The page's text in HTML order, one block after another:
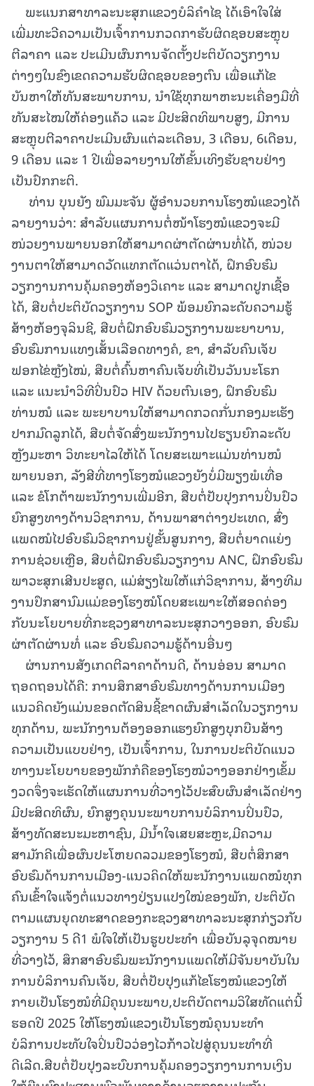
ພະແນກສາທາລະນະສຸກແຂວງບໍລິຄໍາໄຊ ໄດ້ເອົາໃຈໃສ່
ເພີ່ມທະວີຄວາມເປັນເຈົ້າການກວດກາຮັບຜິດຊອບສະຫຼຸບ
ຕີລາຄາ ແລະ ປະເມີນຜົນການຈັດຕັ້ງປະຕິບັດວຽກງານ
ຕ່າງໆໃນຂົງເຂດຄວາມຮັບຜິດຊອບຂອງຕົນ ເພື່ອແກ້ໄຂ
ບັນຫາໃຫ້ທັນສະພາບການ, ນໍາໃຊ້ທຸກພາຫະນະເຄື່ອງມືທີ່
ທັນສະໄໝໃຫ້ຄ່ອງແຄ້ວ ແລະ ມີປະສິດທິພາບສູງ, ມີການ
ສະຫຼຸບຕີລາຄາປະເມີນຜົນແຕ່ລະເດືອນ, 3 ເດືອນ, 6ເດືອນ,
9 ເດືອນ ແລະ 1 ປີເພື່ອລາຍງານໃຫ້ຂັ້ນເທິງຮັບຊາບຢ່າງ
ເປັນປົກກະຕິ.
ທ່ານ ບຸນຍັງ ພົມມະຈັນ ຜູ້ອໍານວຍການໂຮງໝໍແຂວງໄດ້
ລາຍງານວ່າ: ສຳລັບແຜນການຕໍ່ໜ້າໂຮງໝໍແຂວງຈະມີ
ໜ່ວຍງານພາຍນອກໃຫ້ສາມາດຜ່າຕັດຜ່ານທໍ່ໄດ້, ໜ່ວຍ
ງານຕາໃຫ້ສາມາດວັດແທກຕັດແວ່ນຕາໄດ້, ຝຶກອົບຮົມ
ວຽກງານການຄຸ້ມຄອງຫ້ອງວິເຄາະ ແລະ ສາມາດປູກເຊື້ອ
ໄດ້, ສືບຕໍ່ປະຕິບັດວຽກງານ SOP ພ້ອມຍົກລະດັບຄວາມຮູ້
ສ້າງຫ້ອງຈຸລິນຊີ, ສືບຕໍ່ຝຶກອົບຮົມວຽກງານພະຍາບານ,
ອົບຮົມການແທງເສັ້ນເລືອດທາງຄໍ, ຂາ, ສຳລັບຄົນເຈັບ
ຟອກໄຂ່ຫຼັງໄໝ່, ສືບຕໍ່ຄົ້ນຫາຄົນເຈັບທີ່ເປັນວັນນະໂຣກ
ແລະ ແນະນຳວິທີປິ່ນປົວ HIV ດ້ວຍຕົນເອງ, ຝຶກອົບຮົມ
ທ່ານໝໍ ແລະ ພະຍາບານໃຫ້ສາມາດກວດກັ່ນກອງມະເຮັງ
ປາກມົດລູກໄດ້, ສືບຕໍ່ຈັດສົ່ງພະນັກງານໄປຮຽນຍົກລະດັບ
ຫຼັງມະຫາ ວິທະຍາໄລໃຫ້ໄດ້ ໂດຍສະເພາະແມ່ນທ່ານໝໍ
ພາຍນອກ, ລັງສີທີ່ທາງໂຮງໝໍແຂວງຍັງບໍ່ມີພຽງພໍເທື່ອ
ແລະ ຂໍໂກຕ້າພະນັກງານເພີ່ມອີກ, ສືບຕໍ່ປັບປຸງການປິ່ນປົວ
ຍົກສູງທາງດ້ານວິຊາການ, ດ້ານພາສາຕ່າງປະເທດ, ສົ່ງ
ແພດໝໍໄປອົບຮົມວິຊາການຢູ່ຂັ້ນສູນກາງ, ສືບຕໍ່ຍາດແຍ່ງ
ການຊ່ວຍເຫຼືອ, ສືບຕໍ່ຝຶກອົບຮົມວຽກງານ ANC, ຝຶກອົບຮົມ
ພາວະສຸກເສີນປະສູດ, ແມ່ສ່ຽງໄພໃຫ້ແກ່ວິຊາການ, ສ້າງທີມ
ງານປຶກສານົມແມ່ຂອງໂຮງໝໍໂດຍສະເພາະໃຫ້ສອດຄ່ອງ
ກັບນະໂຍບາຍທີ່ກະຊວງສາທາລະນະສຸກວາງອອກ, ອົບຮົມ
ຜ່າຕັດຜ່ານທໍ່ ແລະ ອົບຮົມຄວາມຮູ້ດ້ານອື່ນໆ
ຜ່ານການສັງເກດຕີລາຄາດ້ານດີ, ດ້ານອ່ອນ ສາມາດ
ຖອດຖອນໄດ້ຄື: ການສຶກສາອົບຮົມທາງດ້ານການເມືອງ
ແນວຄິດຍັງແມ່ນຂອດຕັດສິນຊີ້ຂາດຜົນສໍາເລັດໃນວຽກງານ
ທຸກດ້ານ, ພະນັກງານຕ້ອງອອກແຮງຍົກສູງບຸກບືນສ້າງ
ຄວາມເປັນແບບຢ່າງ, ເປັນເຈົ້າການ, ໃນການປະຕິບັດແນວ
ທາງນະໂຍບາຍຂອງພັກກໍຄືຂອງໂຮງໝໍວາງອອກຢ່າງເຂັ້ມ
ງວດຈຶ່ງຈະເຮັດໃຫ້ແຜນການທີ່ວາງໄວ້ປະສົບຜົນສຳເລັດຢ່າງ
ມີປະສິດທິຜົນ, ຍົກສູງຄຸນນະພາບການບໍລິການປິ່ນປົວ,
ສ້າງທັດສະນະມະຫາຊົນ, ມີນໍ້າໃຈເສຍສະຫຼະ,ມີຄວາມ
ສາມັກຄີເພື່ອຜົນປະໂຫຍດລວມຂອງໂຮງໝໍ, ສືບຕໍ່ສຶກສາ
ອົບຮົມດ້ານການເມືອງ-ແນວຄິດໃຫ້ພະນັກງານແພດໝໍທຸກ
ຄົນເຂົ້າໃຈແຈ້ງຕໍ່ແນວທາງປ່ຽນແປງໃໝ່ຂອງພັກ, ປະຕິບັດ
ຕາມແຜນຍຸດທະສາດຂອງກະຊວງສາທາລະນະສຸກກ່ຽວກັບ
ວຽກງານ 5 ດີ1 ພໍໃຈໃຫ້ເປັນຮູບປະທໍາ ເພື່ອບັນລຸຈຸດໝາຍ
ທີ່ວາງໄວ້, ສຶກສາອົບຮົມພະນັກງານແພດໃຫ້ມີຈັນຍາບັນໃນ
ການບໍລິການຄົນເຈັບ, ສືບຕໍ່ປັບປຸງແກ້ໄຂໂຮງໝໍແຂວງໃຫ້
ກາຍເປັນໂຮງໝໍທີ່ມີຄຸນນະພາບ,ປະຕິບັດຕາມວິໃສທັດແຕ່ນີ້
ຮອດປີ 2025 ໃຫ້ໂຮງໝໍແຂວງເປັນໂຮງໝໍຄຸນນະທໍາ
ບໍລິການປະທັບໃຈປິ່ນປົວວ່ອງໄວກ້າວໄປສູ່ຄຸນນະທຳທີ່
ດີເລີດ.ສືບຕໍ່ປັບປຸງລະບົບການຄຸ້ມຄອງວຽກງານການເງິນ